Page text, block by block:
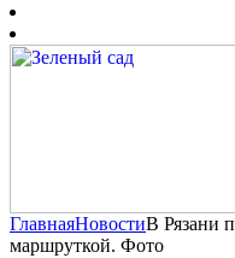
ГлавнаяНовостиВ Рязани
маршруткой. Фото